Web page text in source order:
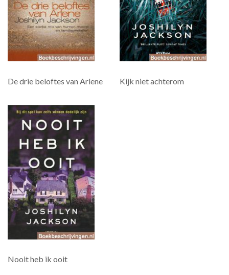
De drie beloftes van Arlene Kijk niet achterom
Nooit heb ik ooit